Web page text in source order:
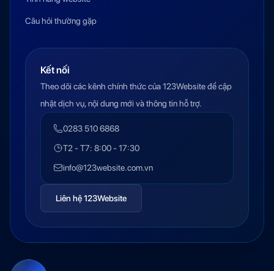
Câu hỏi thường gặp
Kết nối
Theo dõi các kênh chính thức của 123Website để cập
nhật dịch vụ, nội dung mới và thông tin hỗ trợ.
0283 510 6868
T2 - T7: 8:00 - 17:30
info@123website.com.vn
Liên hệ 123Website